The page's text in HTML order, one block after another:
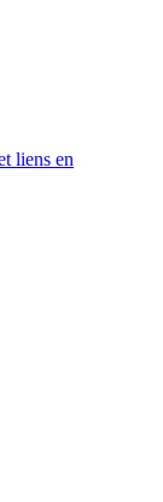
liens en